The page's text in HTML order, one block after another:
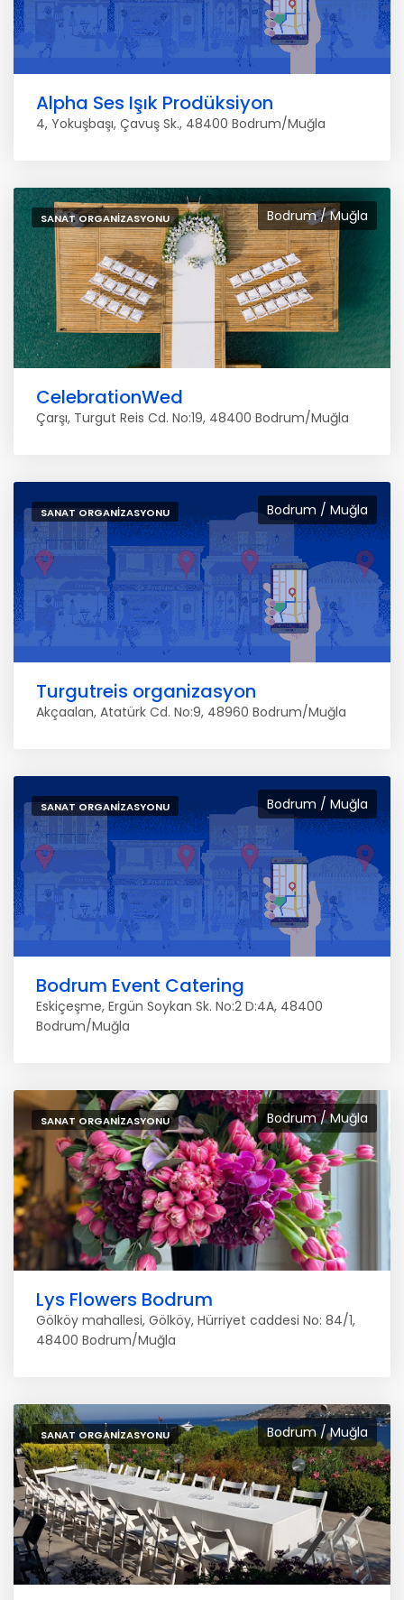
Alpha Ses Işık Prodüksiyon
4, Yokuşbaşı, Çavuş Sk., 48400 Bodrum/Muğla
Bodrum / Muğla
SANAT ORGANIZASYONU
CelebrationWed
Çarşı, Turgut Reis Cd. No:19, 48400 Bodrum/Muğla
Bodrum / Muğla
SANAT ORGANIZASYONU
Turgutreis organizasyon
Akçaalan, Atatürk Cd. No:9, 48960 Bodrum/Muğla
Bodrum / Muğla
SANAT ORGANIZASYONU
Bodrum Event Catering
Eskiçeşme, Ergün Soykan Sk. No:2 D:4A, 48400
Bodrum/Muğla
Bodrum / Muğla
SANAT ORGANIZASYONU
Lys Flowers Bodrum
Gölköy mahallesi, Gölköy, Hürriyet caddesi No: 84/1,
48400 Bodrum/Muğla
Bodrum / Muğla
SANAT ORGANIZASYONU